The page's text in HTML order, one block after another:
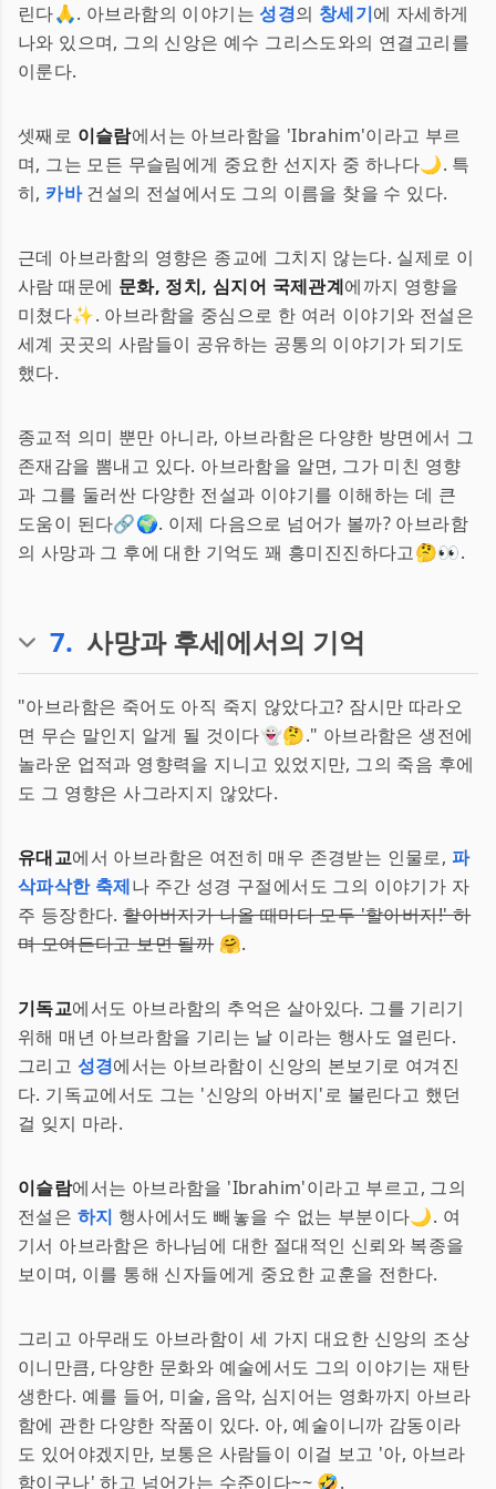
린다🙏. 아브라함의 이야기는 성경의 창세기에 자세하게
나와 있으며, 그의 신앙은 예수 그리스도와의 연결고리를
이룬다.
셋째로 이슬람에서는 아브라함을 'Ibrahim'이라고 부르
며, 그는 모든 무슬림에게 중요한 선지자 중 하나다🌙. 특
히, 카바건설의 전설에서도 그의 이름을 찾을 수 있다.
근데 아브라함의 영향은 종교에 그치지 않는다. 실제로 이
사람 때문에 문화, 정치, 심지어 국제관계에까지 영향을
미쳤다✨. 아브라함을 중심으로 한 여러 이야기와 전설은
세계 곳곳의 사람들이 공유하는 공통의 이야기가 되기도
했다.
종교적 의미 뿐만 아니라, 아브라함은 다양한 방면에서 그
존재감을 뽐내고 있다. 아브라함을 알면, 그가 미친 영향
과 그를 둘러싼 다양한 전설과 이야기를 이해하는 데 큰
도움이 된다🔗🌍. 이제 다음으로 넘어가 볼까? 아브라함
의 사망과 그 후에 대한 기억도 꽤 흥미진진하다고🤔👀.
7. 사망과 후세에서의 기억
"아브라함은 죽어도 아직 죽지 않았다고? 잠시만 따라오
면 무슨 말인지 알게 될 것이다👻🤔." 아브라함은 생전에
놀라운 업적과 영향력을 지니고 있었지만, 그의 죽음 후에
도 그 영향은 사그라지지 않았다.
유대교에서 아브라함은 여전히 매우 존경받는 인물로, 파
삭파삭한 축제나 주간 성경 구절에서도 그의 이야기가 자
주 등장한다.할아버지가 나올 때마다 모두 '할아버지!' 하
며 모여든다고 보면 될까🤗.
기독교에서도 아브라함의 추억은 살아있다. 그를 기리기
위해 매년 아브라함을 기리는 날 이라는 행사도 열린다.
그리고 성경에서는 아브라함이 신앙의 본보기로 여겨진
다. 기독교에서도 그는 '신앙의 아버지'로 불린다고 했던
걸 잊지 마라.
이슬람에서는 아브라함을 'Ibrahim'이라고 부르고, 그의
전설은 하지 행사에서도 빼놓을 수 없는 부분이다🌙. 여
기서 아브라함은 하나님에 대한 절대적인 신뢰와 복종을
보이며, 이를 통해 신자들에게 중요한 교훈을 전한다.
그리고 아무래도 아브라함이 세 가지 대요한 신앙의 조상
이니만큼, 다양한 문화와 예술에서도 그의 이야기는 재탄
생한다. 예를 들어, 미술, 음악, 심지어는 영화까지 아브라
함에 관한 다양한 작품이 있다. 아, 예술이니까 감동이라
도 있어야겠지만, 보통은 사람들이 이걸 보고 '아, 아브라
함이구나' 하고 넘어가는 수준이다~~ 🤣.